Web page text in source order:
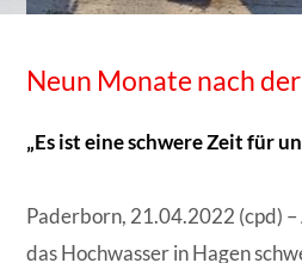
Neun Monate nach
„Es ist eine schwere Zeit für
Paderborn, 21.04.2022 (cpd)
das Hochwasser in Hagen